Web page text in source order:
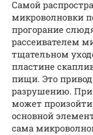
Самой
микроволновки
прогорание
рассеивателем
тщательном
пластине
пищи. Это
разрушению.
может
основной
сама